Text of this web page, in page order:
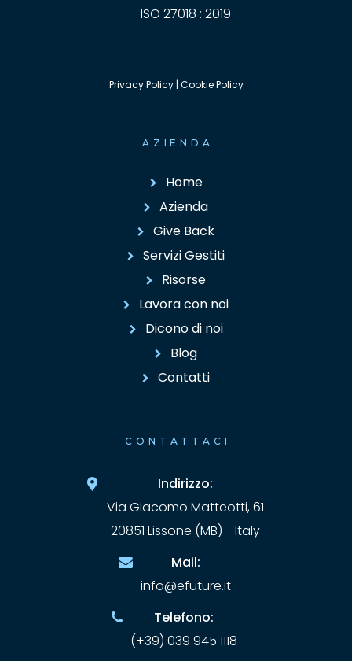
ISO 27018 : 2019
Privacy Policy| Cookie Policy
AZIENDA
Home
Azienda
Give Back
Servizi Gestiti
Risorse
Lavora con noi
Dicono di noi
Blog
Contatti
CONTATTACI
Indirizzo:
Via Giacomo Matteotti, 61
20851 Lissone (MB) - Italy
Mail:
info@efuture.it
Telefono:
(+39) 039 945 1118